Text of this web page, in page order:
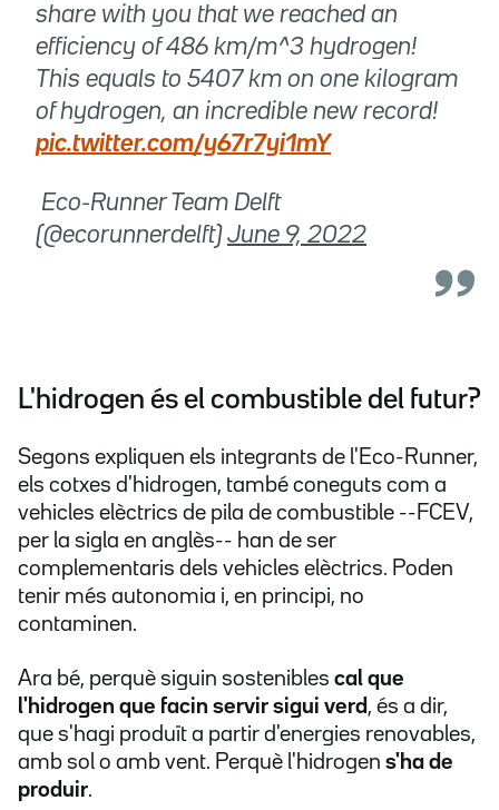
share with you that we reached an
efficiency of 486 km/m^3 hydrogen!
This equals to 5407 km on one kilogram
of hydrogen, an incredible new record!
pic.twitter.com/y67r7yi1mY
 Eco-Runner Team Delft
(@ecorunnerdelft) June 9, 2022
L'hidrogen és el combustible del futur?
Segons expliquen els integrants de l'Eco-Runner,
els cotxes d'hidrogen, també coneguts com a
vehicles elèctrics de pila de combustible --FCEV,
per la sigla en anglès-- han de ser
complementaris dels vehicles elèctrics. Poden
tenir més autonomia i, en principi, no
contaminen.
Ara bé, perquè siguin sostenibles cal que
l'hidrogen que facin servir sigui verd , és a dir,
que s'hagi produït a partir d'energies renovables,
amb sol o amb vent. Perquè l'hidrogen s'ha de
produir.